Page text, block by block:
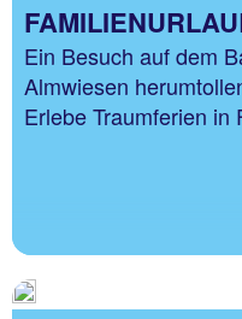
Ein Besuch auf dem
Almwiesen
Erlebe Traumferien in